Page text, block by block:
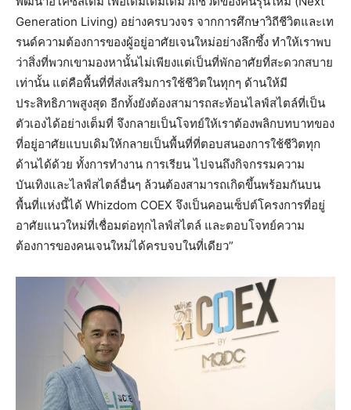
Generation Living) อย่างครบวงจร จากการศึกษาวิถีชีวิตและเท
รนด์ความต้องการของผู้อยู่อาศัยเจนใหม่อย่างลึกซึ้ง ทำให้เราพบ
ว่าสิ่งที่พวกเขามองหานั้นไม่เพียงแต่เป็นที่พักอาศัยที่สะดวกสบาย
เท่านั้น แต่คือพื้นที่ที่ส่งเสริมการใช้ชีวิตในทุกๆ ด้านให้มี
ประสิทธิภาพสูงสุด อีกทั้งยังต้องสามารถสะท้อนไลฟ์สไตล์ที่เป็น
ตัวเองได้อย่างเต็มที่ จึงกลายเป็นโจทย์ให้เราต้องพลิกบทบาทของ
ที่อยู่อาศัยแบบเดิมให้กลายเป็นพื้นที่ที่ตอบสนองการใช้ชีวิตทุก
ด้านได้ด้วย ทั้งการทำงาน การเรียน ไปจนถึงกิจกรรมความ
บันเทิงและไลฟ์สไตล์อื่นๆ ล้วนต้องสามารถเกิดขึ้นพร้อมกันบน
พื้นที่แห่งนี้ได้ Whizdom COEX จึงเป็นคอนเซ็ปต์โครงการที่อยู่
อาศัยแนวใหม่ที่เชื่อมต่อทุกไลฟ์สไตล์ และตอบโจทย์ความ
ต้องการของคนเจนใหม่ได้ครบจบในที่เดียว”